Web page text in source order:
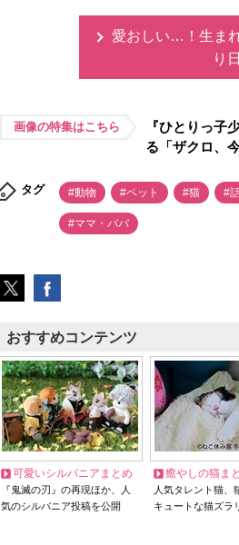
愛おしい…！生ま
り
画像の特集はこちら
『ひとりっ子
る「ザクロ、
タグ #動物 #ペット #猫 #
#ママ・パパ
おすすめコンテンツ
可愛いシルバニアまとめ
『鬼滅の刃』の再現ほか、人
気のシルバニア投稿を公開
癒やしの猫ま
人気タレント猫
キュートな猫ズラ